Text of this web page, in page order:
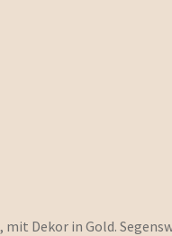
Dekor in Gold.